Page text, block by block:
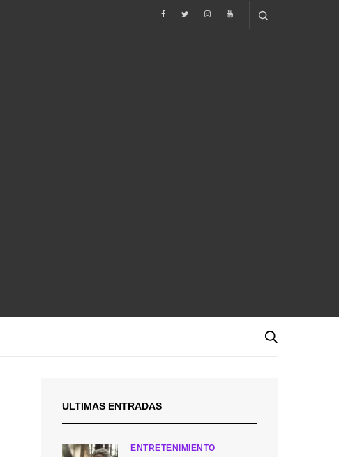
ULTIMAS ENTRADAS
ENTRETENIMIENTO